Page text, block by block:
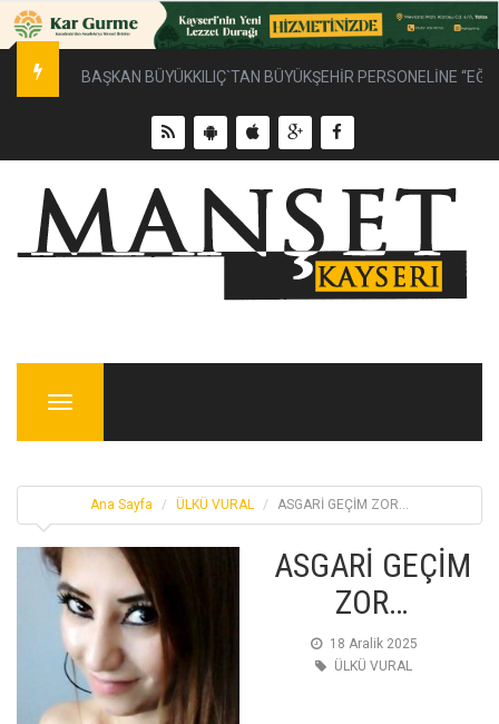
Başkan Çolakbayrakdar, Elagöz Mahallesi’nde doğal gaz
Menu
Ana Sayfa ÜLKÜ VURAL ASGARİ GEÇİM ZOR…
ASGARİ GEÇİM
ZOR…
18 Aralik 2025
ÜLKÜ VURAL